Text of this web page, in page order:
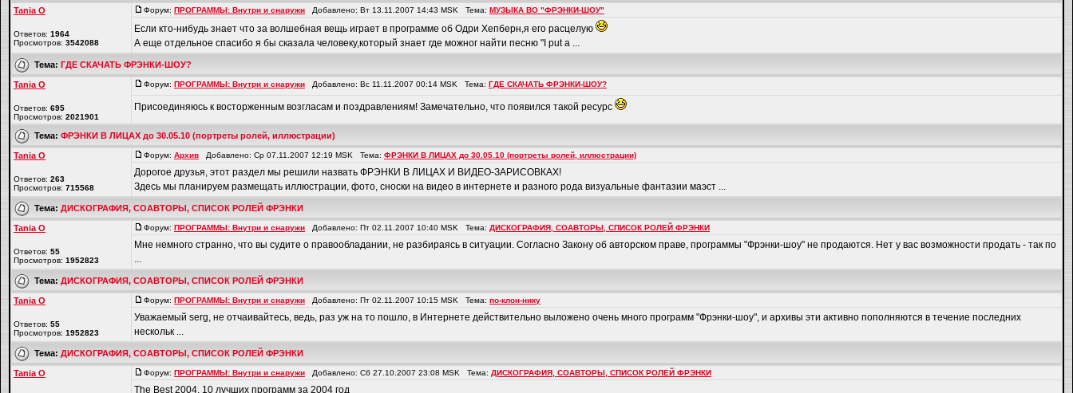
Tania O
Ответов: 1964
Просмотров: 3542088
Форум: ПРОГРАММЫ: Внутри и снаружи Добавлено: Вт 13.11.2007 14:43 MSK Тема: МУЗЫКА ВО "ФРЭНКИ-ШОУ"
Если кто-нибудь знает что за волшебная вещь играет в программе об Одри Хепберн,я его расцелую
А еще отдельное спасибо я бы сказала человеку,который знает где можног найти песню "I put a ...
Тема: ГДЕ СКАЧАТЬ ФРЭНКИ-ШОУ?
Tania O
Ответов: 695
Просмотров: 2021901
Форум: ПРОГРАММЫ: Внутри и снаружи Добавлено: Вс 11.11.2007 00:14 MSK Тема: ГДЕ СКАЧАТЬ ФРЭНКИ-ШОУ?
Присоединяюсь к восторженным возгласам и поздравлениям! Замечательно, что появился такой ресурс
Тема: ФРЭНКИ В ЛИЦАХ до 30.05.10 (портреты ролей, иллюстрации)
Tania O
Ответов: 263
Просмотров: 715568
Форум: Архив Добавлено: Ср 07.11.2007 12:19 MSK Тема: ФРЭНКИ В ЛИЦАХ до 30.05.10 (портреты ролей, иллюстрации)
Дорогое друзья, этот раздел мы решили назвать ФРЭНКИ В ЛИЦАХ И ВИДЕО-ЗАРИСОВКАХ!
Здесь мы планируем размещать иллюстрации, фото, сноски на видео в интернете и разного рода визуальные фантазии маэст ...
Тема: ДИСКОГРАФИЯ, СОАВТОРЫ, СПИСОК РОЛЕЙ ФРЭНКИ
Tania O
Ответов: 55
Просмотров: 1952823
Форум: ПРОГРАММЫ: Внутри и снаружи Добавлено: Пт 02.11.2007 10:40 MSK Тема: ДИСКОГРАФИЯ, СОАВТОРЫ, СПИСОК РОЛЕЙ ФРЭНКИ
Мне немного странно, что вы судите о правообладании, не разбираясь в ситуации. Согласно Закону об авторском праве, программы "Фрэнки-шоу" не продаются. Нет у вас возможности продать - так по
...
Тема: ДИСКОГРАФИЯ, СОАВТОРЫ, СПИСОК РОЛЕЙ ФРЭНКИ
Tania O
Ответов: 55
Просмотров: 1952823
Форум: ПРОГРАММЫ: Внутри и снаружи Добавлено: Пт 02.11.2007 10:15 MSK Тема: по-клон-нику
Уважаемый serg, не отчаивайтесь, ведь, раз уж на то пошло, в Интернете действительно выложено очень много программ "Фрэнки-шоу", и архивы эти активно пополняются в течение последних
нескольк ...
Тема: ДИСКОГРАФИЯ, СОАВТОРЫ, СПИСОК РОЛЕЙ ФРЭНКИ
Tania O Форум: ПРОГРАММЫ: Внутри и снаружи Добавлено: Сб 27.10.2007 23:08 MSK Тема: ДИСКОГРАФИЯ, СОАВТОРЫ, СПИСОК РОЛЕЙ ФРЭНКИ
The Best 2004, 10 лучших программ за 2004 год